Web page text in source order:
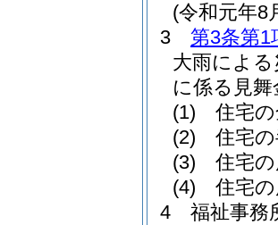
(令和元年8
3
第3条第1
大雨による
に係る見
(1)
住宅
(2)
住宅
(3)
住宅
(4)
住宅
4
福祉事務